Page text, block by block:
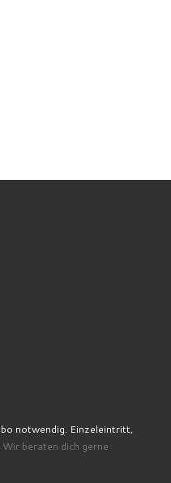
notwendig. Einzeleintritt,
Wir beraten dich gerne